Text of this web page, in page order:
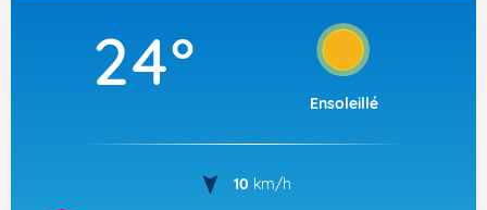
24°
Ensoleillé
10 km/h